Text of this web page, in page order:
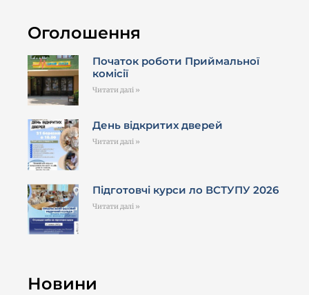
Оголошення
Початок роботи Приймальної
комісії
Читати далі »
День відкритих дверей
Читати далі »
Підготовчі курси ло ВСТУПУ 2026
Читати далі »
Новини